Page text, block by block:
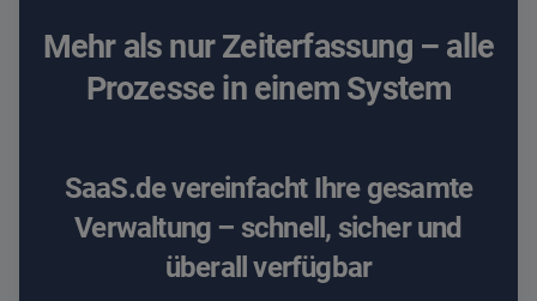
Mehr als nur Zeiterfassung – alle
Prozesse in einem System
SaaS.de vereinfacht Ihre gesamte
Verwaltung – schnell, sicher und
überall verfügbar